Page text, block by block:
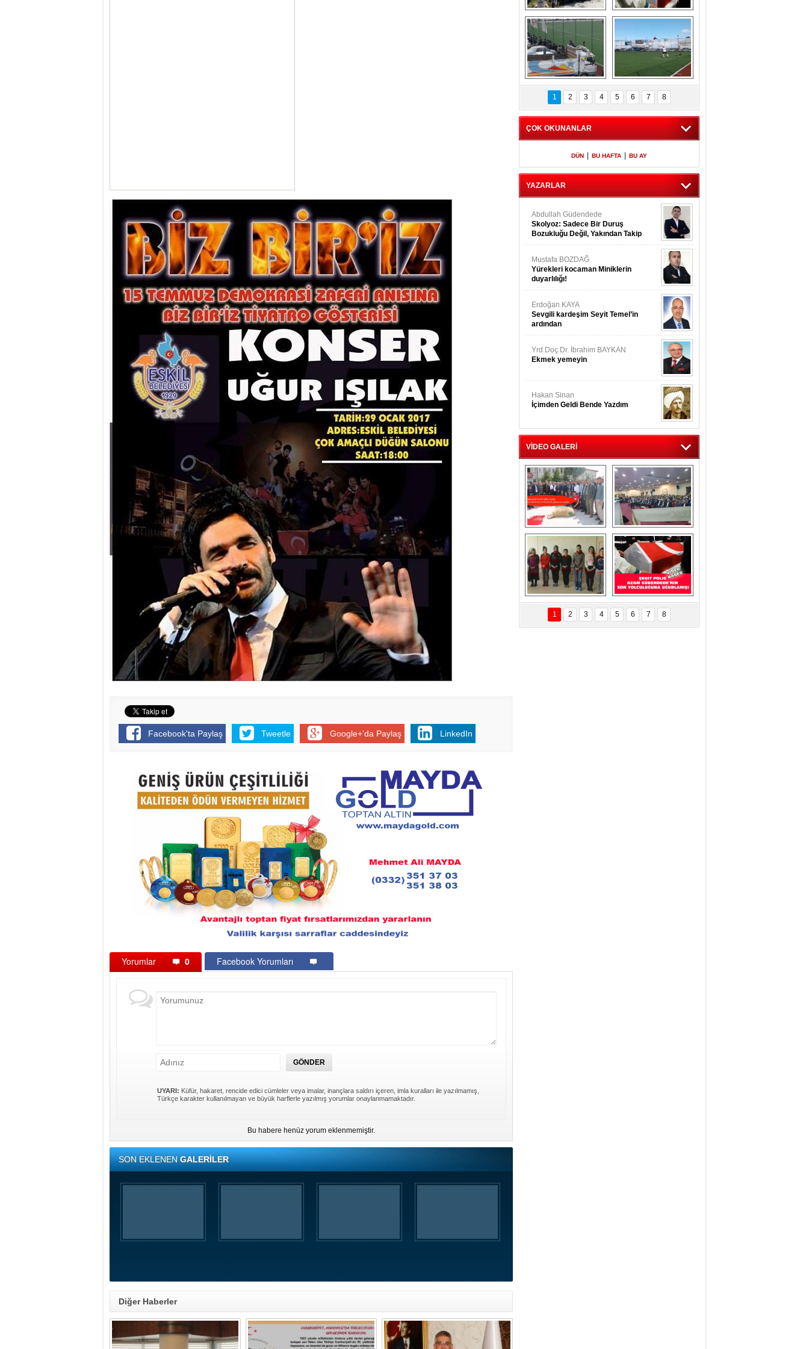
Facebook'ta Paylaş Tweetle Google+'da Paylaş LinkedIn
Yorumlar 0 Facebook Yorumları
UYARI: Küfür, hakaret, rencide edici cümleler veya imalar, inançlara saldırı içeren, imla kuralları ile yazılmamış,
Türkçe karakter kullanılmayan ve büyük harflerle yazılmış yorumlar onaylanmamaktadır.
Bu habere henüz yorum eklenmemiştir.
SON EKLENENGALERİLER
Diğer Haberler
​ Küçük
Bozcamahmut
Türkmen şenlikleri
14. sü büyük coşku
ile gerçekleşt
Şehit polis Azam
yolculuğuna
uğurlandı
Cghilal Yazır spor
maçından
görüntüler
Meryemağıl Çokum
Maçından
Görüntüler
1 2 3 4 5 6 7 8
ÇOK OKUNANLAR
DÜN BU HAFTA BU AY
YAZARLAR
Abdullah Güdendede
Skolyoz: Sadece Bir Duruş
Bozukluğu Değil, Yakından Takip
Gerekir
Mustafa BOZDAĞ
Yürekleri kocaman Miniklerin
duyarlılığı!
Erdoğan KAYA
Sevgili kardeşim Seyit Temel’in
ardından
Yrd.Doç.Dr. İbrahim BAYKAN
Ekmek yemeyin
Hakan Sinan
İçimden Geldi Bende Yazdım
VİDEO GALERİ
İsmail Hakkı
GÜNEŞ Kurban ve
Dualar ile görevi
devraldı...
Eskilliler Gecesi
programı
KONTV'de böyle
yer aldı....
Eskilder Gençlik
Kollarından 3 Aralık
Dünya Engelliler
Günü Ziyareti
Şehit Polisimiz Azam
Güdendede Son
Yolculuğuna
Uğurlanışı Video
1 2 3 4 5 6 7 8